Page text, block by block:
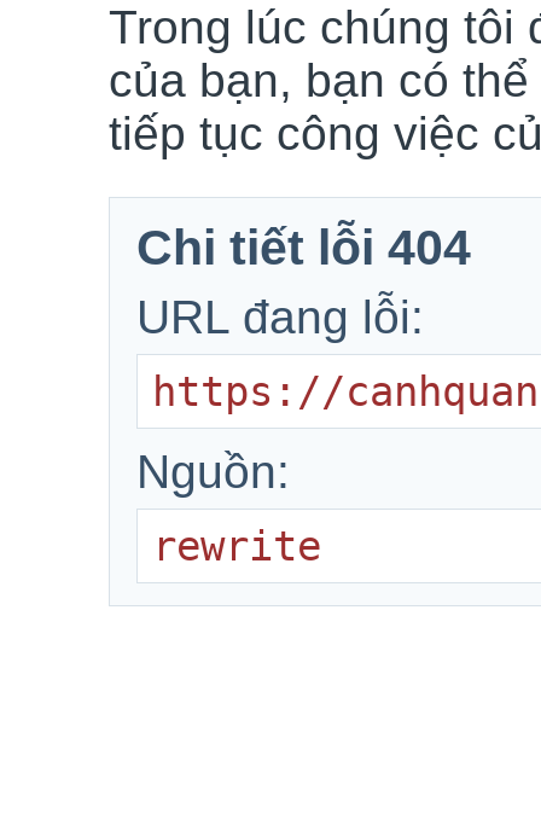
Trong lúc chúng tôi
của bạn, bạn có
tiếp tục công việc
Chi tiết lỗi 404
URL đang lỗi:
https://
Nguồn:
rewrite